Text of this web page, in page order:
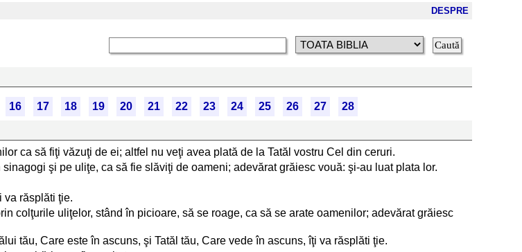
DESPRE
16 17 18 19 20 21 22 23 24 25 26 27
28
ca să fiţi văzuţi de ei; altfel nu veţi avea plată de la Tatăl vostru Cel din ceruri.
şi pe uliţe, ca să fie slăviţi de oameni; adevărat grăiesc vouă: şi-au luat plata lor.
va răsplăti ţie.
colţurile uliţelor, stând în picioare, să se roage, ca să se arate oamenilor; adevărat grăiesc
tău, Care este în ascuns, şi Tatăl tău, Care vede în ascuns, îţi va răsplăti ţie.